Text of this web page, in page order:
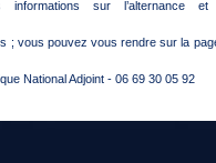
sur l’alternance
; vous pouvez vous rendre sur la
National Adjoint - 06 69 30 05 92